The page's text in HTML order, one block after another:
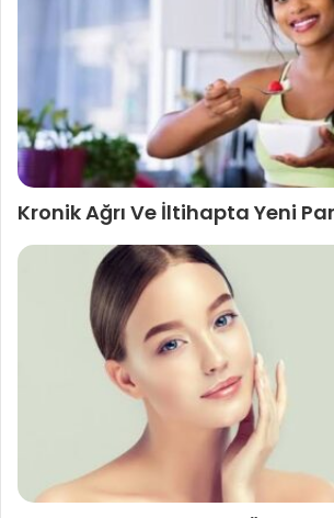
Kronik Ağrı Ve İltihapta Yeni